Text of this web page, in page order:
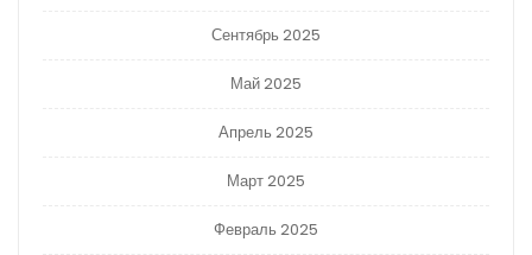
Сентябрь 2025
Май 2025
Апрель 2025
Март 2025
Февраль 2025